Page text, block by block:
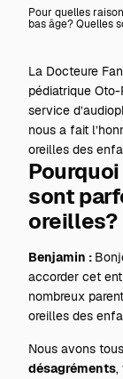
Pour quelles
bas âge? Quelles
La Docteure
pédiatrique
service
nous a fait
oreilles des
sont
oreilles?
Benjamin :
accorder cet
nombreux
oreilles des
Nous avons
désagréments,